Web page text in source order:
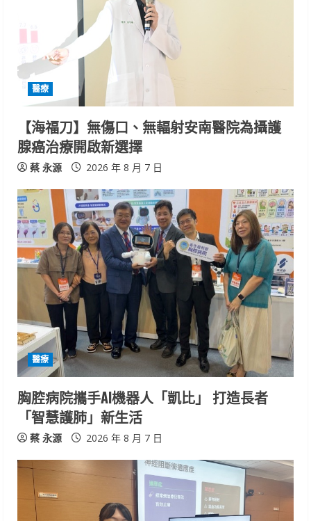
a
d
n
g
醫療
【海福刀】無傷口、無輻射安南醫院為攝護
腺癌治療開啟新選擇
蔡 永源 2026 年 8 月 7 日
醫療
胸腔病院攜手AI機器人「凱比」 打造長者
「智慧護肺」新生活
蔡 永源 2026 年 8 月 7 日